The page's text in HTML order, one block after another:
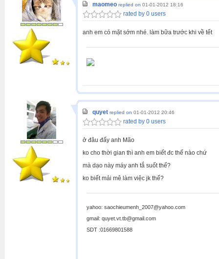
maomeo replied on 01-01-2012 18:16
rated by 0 users
anh em có mặt sớm nhé. làm bữa trước khi về tết
quyet replied on 01-01-2012 20:46
rated by 0 users
ở đâu đấy anh Mão
ko cho thời gian thì anh em biết đc thế nào chứ
mà dạo này máy anh tắ suốt thế?
ko biết mải mê làm việc jk thế?
yahoo: saochieumenh_2007@yahoo.com
gmail: quyet.vt.tb@gmail.com
SDT :01669801588